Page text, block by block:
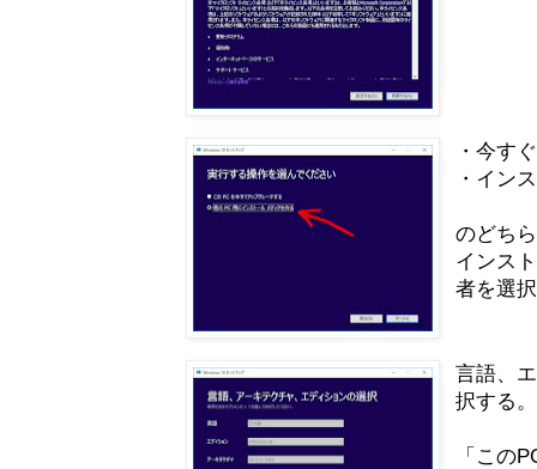
・今す
・イン
のどち
インス
者を選
言語、
択する。
「この